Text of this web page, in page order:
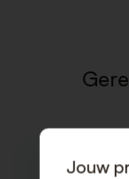
Jouw